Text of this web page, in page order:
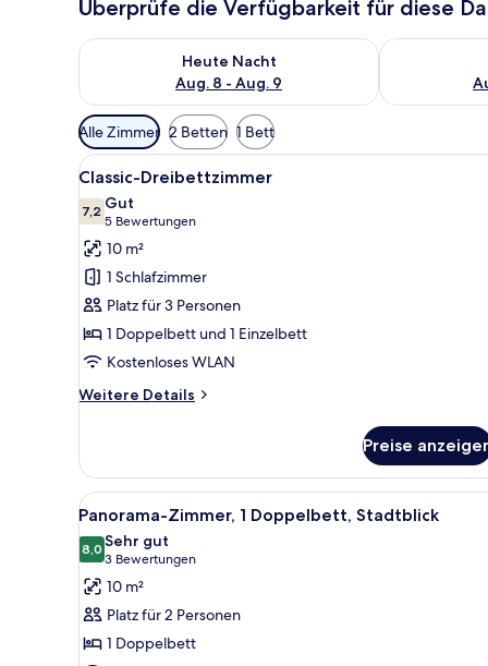
Überprüfe die Verfügbarkeit für diese
Heute Nacht
Aug. 8 - Aug. 9
Überprüfe die Verfügbarkeit für heute Nacht, Aug. 8
Überprüfe
Verfügbare
Filter
für
Zimmer
Alle Zimmer 2 Betten 1 Bett
Alle
Fotos
für
Classic-
Dreibettzimmer
anzeigen
Ein Hotelzimmer mit drei
4
Classic-Dreibettzimmer
7,27,2 von 10
Gut
5 Bewertungen
(5
Bewertungen)
10 m²
1 Schlafzimmer
Platz für 3 Personen
1 Doppelbett und 1 Einzelbett
Kostenloses WLAN
Weitere Details
Weitere
Dreibettzimmer
Preise
Alle
Fotos
für
Panorama-
Zimmer,
1
Doppelbett,
Ein Hotelzimmer mit einem
4
Panorama-Zimmer, 1 Doppelbett, Stadtblick
8,08,0 von 10
Sehr gut
3 Bewertungen
(3
Bewertungen)
10 m²
Platz für 2 Personen
1 Doppelbett